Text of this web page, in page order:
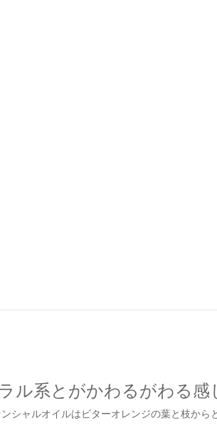
ル系とがかわるがわる感
シャルオイルはビターオレンジの葉と枝か